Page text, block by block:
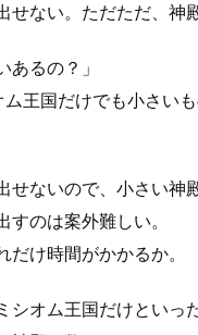
ない。ただただ、神
あるの？」
王国だけでも小さい
ないので、小さい神
のは案外難しい。
け時間がかかるか。
オム王国だけといった